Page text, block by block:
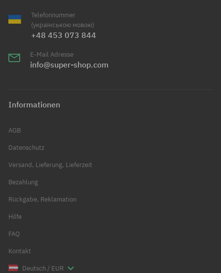
Telefonnummer
(українською мовою)
+48 453 073 844
E-Mail Adresse
info@super-shop.com
Informationen
AGB
Datenschutz
Versand, Lieferung, Lieferzeit
Bezahlung
Rückgabe, Reklamation
Hilfe
FAQ
Kontakt
Deutsch / EUR